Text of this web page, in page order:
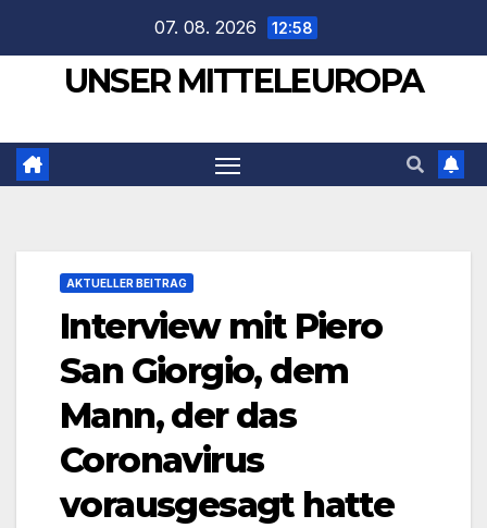
springen
07. 08. 2026 12:58
UNSER MITTELEUROPA
AKTUELLER BEITRAG
Interview mit Piero
San Giorgio, dem
Mann, der das
Coronavirus
vorausgesagt hatte